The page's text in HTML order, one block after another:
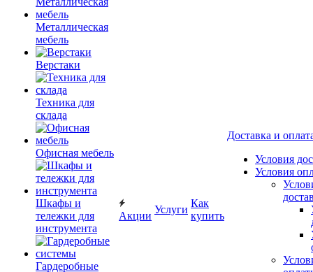
Металлическая
мебель
Верстаки
Техника для
склада
Офисная мебель
Шкафы и
тележки для
инструмента
Гардеробные
Акции
Услуги
Как
купить
Доставка и
Условия
Условия